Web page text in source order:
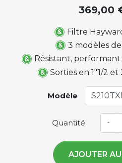
369,00
Filtre
3 modèles de
Résistant,
Sorties en 1"1/2
Modèle
Quantité -
AJOUTER